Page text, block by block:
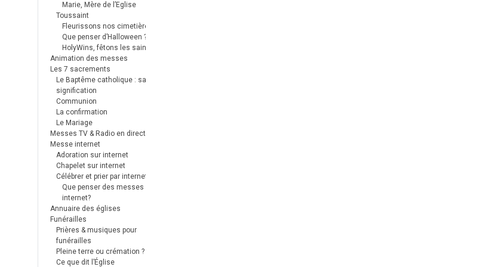
Marie, Mère de l’Eglise
Toussaint
Fleurissons nos cimetières
Que penser d’Halloween ?
HolyWins, fêtons les saints !
Animation des messes
Les 7 sacrements
Le Baptême catholique : sa
signification
Communion
La confirmation
Le Mariage
Messes TV & Radio en direct
Messe internet
Adoration sur internet
Chapelet sur internet
Célébrer et prier par internet
Que penser des messes
internet?
Annuaire des églises
Funérailles
Prières & musiques pour
funérailles
Pleine terre ou crémation ?
Ce que dit l’Église